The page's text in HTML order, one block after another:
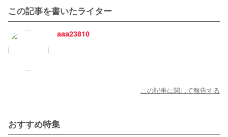
この記事を書いたライター
aaa23810
この記事に関して報告する
おすすめ特集